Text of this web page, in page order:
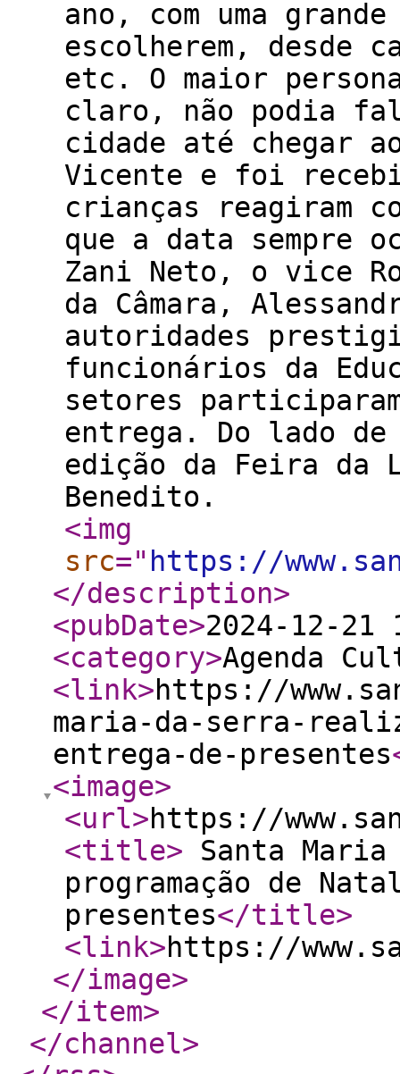
ano, com uma
escolherem, desde
etc. O maior
claro, não podia
cidade até chegar
Vicente e foi
crianças reagiram
que a data sempre
Zani Neto, o vice
da Câmara,
autoridades
funcionários da
setores
entrega. Do lado de
edição da Feira da
Benedito.
<img
src=" https://
</description>
<pubDate>2024-12-21
<category>Agenda
<link>https://
maria-da-serra-
entrega-de-presentes
<image>
<url>https://
<title> Santa
programação de
presentes</title>
<link>https://
</image>
</item>
</channel>